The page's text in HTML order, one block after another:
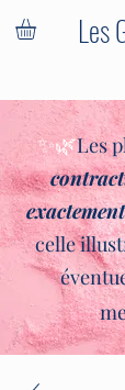
Les
✨🌿Les
celle